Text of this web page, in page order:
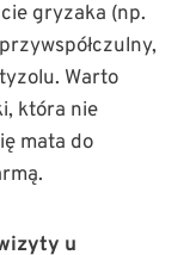
gryzaka (np.
Warto
która nie
mata do
u